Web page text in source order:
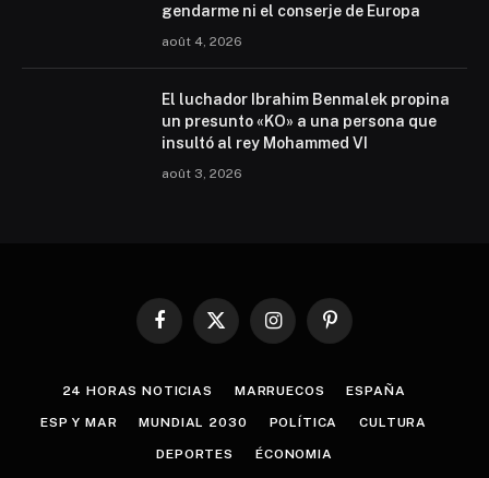
gendarme ni el conserje de Europa
août 4, 2026
El luchador Ibrahim Benmalek propina
un presunto «KO» a una persona que
insultó al rey Mohammed VI
août 3, 2026
Facebook
X
InstagramPinterest
24 HORAS NOTICIAS MARRUECOS ESPAÑA
ESP Y MAR MUNDIAL 2030 POLÍTICA CULTURA
DEPORTES ÉCONOMIA